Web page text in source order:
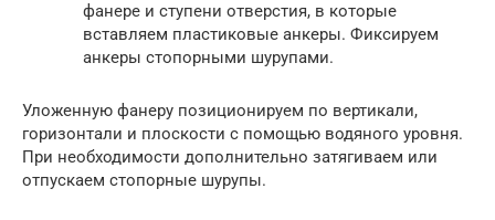
фанере и ступени отверстия, в которые
вставляем пластиковые анкеры. Фиксируем
анкеры стопорными шурупами.
Уложенную фанеру позиционируем по вертикали,
горизонтали и плоскости с помощью водяного уровня.
При необходимости дополнительно затягиваем или
отпускаем стопорные шурупы.